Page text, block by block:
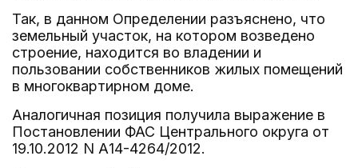
Так, в данном Определении разъяснено, что
земельный участок, на котором возведено
строение, находится во владении и
пользовании собственников жилых помещений
в многоквартирном доме.
Аналогичная позиция получила выражение в
Постановлении ФАС Центрального округа от
19.10.2012 N А14-4264/2012.